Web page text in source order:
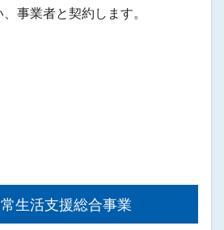
事業者と契約します。
生活支援総合事業